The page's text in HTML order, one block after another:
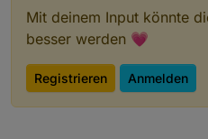
Mit deinem Input könnte
besser werden 💗
Registrieren Anmelden